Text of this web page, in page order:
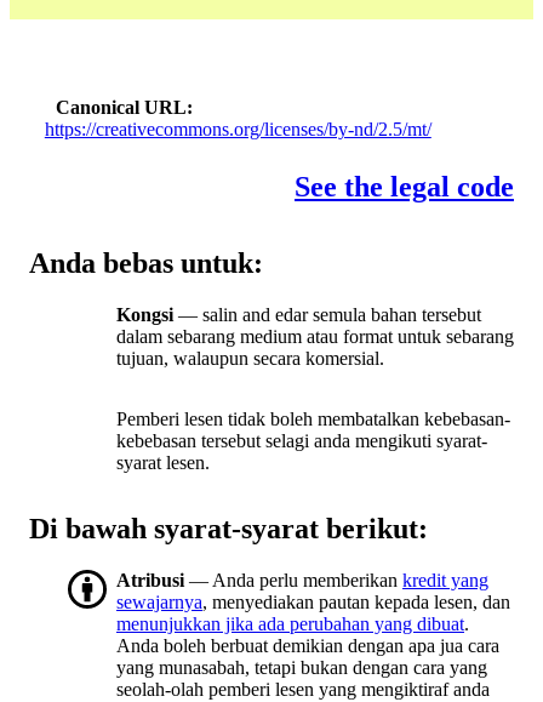
Canonical URL
https://creativecommons.org/licenses/by-nd/2.5/mt/
See the legal code
Anda bebas untuk:
Kongsi — salin and edar semula bahan tersebut
dalam sebarang medium atau format untuk sebarang
tujuan, walaupun secara komersial.
Pemberi lesen tidak boleh membatalkan kebebasan-
kebebasan tersebut selagi anda mengikuti syarat-
syarat lesen.
Di bawah syarat-syarat berikut:
Atribusi — Anda perlu memberikan kredit yang
sewajarnya, menyediakan pautan kepada lesen, dan
menunjukkan jika ada perubahan yang dibuat.
Anda boleh berbuat demikian dengan apa jua cara
yang munasabah, tetapi bukan dengan cara yang
seolah-olah pemberi lesen yang mengiktiraf anda